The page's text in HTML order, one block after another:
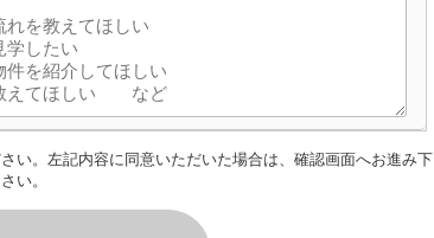
い。左記内容に同意いただいた場合は、確認画面へお進み下
さい。